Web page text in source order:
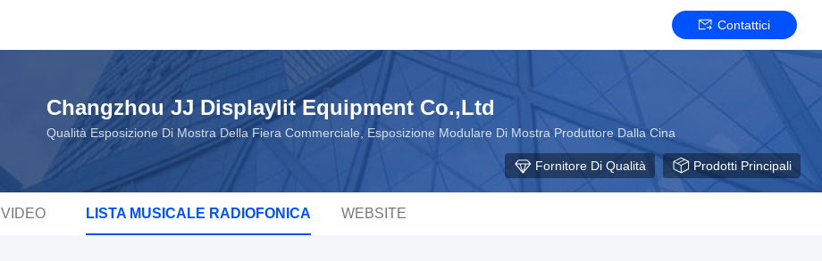
Contattici
Changzhou JJ Displaylit Equipment Co.,Ltd
Qualità Esposizione Di Mostra Della Fiera Commerciale, Esposizione Modulare Di Mostra Produttore Dalla Cina
Fornitore Di Qualità Prodotti Principali
VIDEO LISTA MUSICALE RADIOFONICA WEBSITE